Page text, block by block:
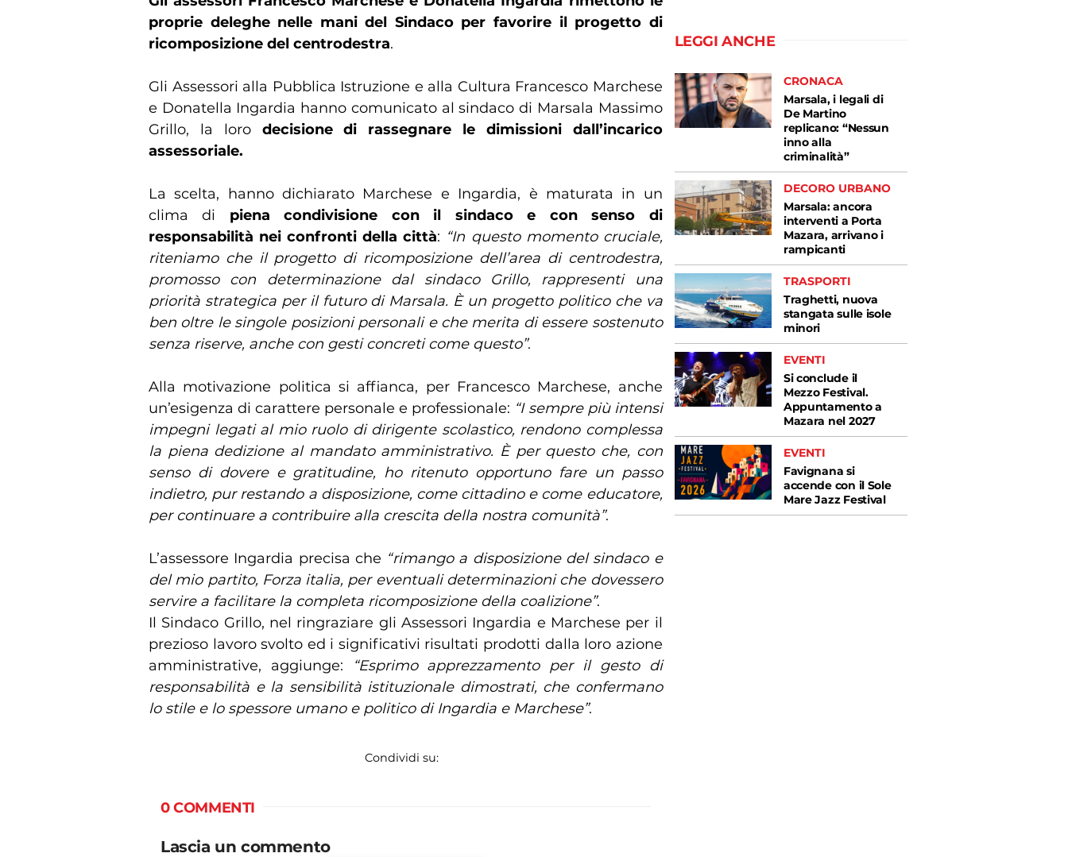
proprie deleghe nelle mani del Sindaco per favorire il progetto di
ricomposizione del centrodestra.
Gli Assessori alla Pubblica Istruzione e alla Cultura Francesco Marchese
e Donatella Ingardia hanno comunicato al sindaco di Marsala Massimo
Grillo, la loro decisione di rassegnare le dimissioni dall’incarico
assessoriale.
La scelta, hanno dichiarato Marchese e Ingardia, è maturata in un
clima di piena condivisione con il sindaco e con senso di
responsabilità nei confronti della città: “In questo momento cruciale,
riteniamo che il progetto di ricomposizione dell’area di centrodestra,
promosso con determinazione dal sindaco Grillo, rappresenti una
priorità strategica per il futuro di Marsala. È un progetto politico che va
ben oltre le singole posizioni personali e che merita di essere sostenuto
senza riserve, anche con gesti concreti come questo”.
Alla motivazione politica si affianca, per Francesco Marchese, anche
un’esigenza di carattere personale e professionale: “I sempre più intensi
impegni legati al mio ruolo di dirigente scolastico, rendono complessa
la piena dedizione al mandato amministrativo. È per questo che, con
senso di dovere e gratitudine, ho ritenuto opportuno fare un passo
indietro, pur restando a disposizione, come cittadino e come educatore,
per continuare a contribuire alla crescita della nostra comunità”.
L’assessore Ingardia precisa che “rimango a disposizione del sindaco e
del mio partito, Forza italia, per eventuali determinazioni che dovessero
servire a facilitare la completa ricomposizione della coalizione”.
Il Sindaco Grillo, nel ringraziare gli Assessori Ingardia e Marchese per il
prezioso lavoro svolto ed i significativi risultati prodotti dalla loro azione
amministrative, aggiunge:
“Esprimo apprezzamento per il gesto di
responsabilità e la sensibilità istituzionale dimostrati, che confermano
lo stile e lo spessore umano e politico di Ingardia e Marchese”.
Condividi su:
0 COMMENTI
Lascia un commento
LEGGI ANCHE
CRONACA
Marsala, i legali di
De Martino
replicano: “Nessun
inno alla
criminalità”
DECORO URBANO
Marsala: ancora
interventi a Porta
Mazara, arrivano i
rampicanti
TRASPORTI
Traghetti, nuova
stangata sulle isole
minori
EVENTI
Si conclude il
Mezzo Festival.
Appuntamento a
Mazara nel 2027
EVENTI
Favignana si
accende con il Sole
Mare Jazz Festival